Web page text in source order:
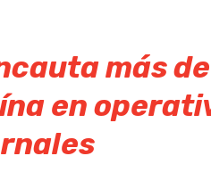
más
en